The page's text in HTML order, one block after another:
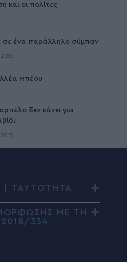
και οι πολίτες
σε ένα παράλληλο σύμπαν
Μπέου
δεν κάνει για
| ΤΑΥΤΟΤΗΤΑ
ΜΕ ΤΗ
334